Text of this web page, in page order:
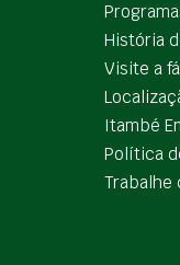
História
Visite a
Itambé
Política
Trabalhe